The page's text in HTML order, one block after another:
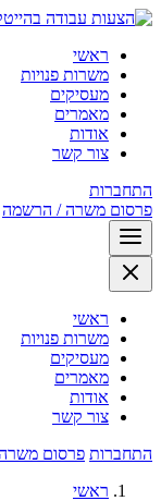
ראשי
משרות פנויות
מעסיקים
מאמרים
אודות
צור קשר
התחברות
פרסום משרה / הרשמה
ראשי
משרות פנויות
מעסיקים
מאמרים
אודות
צור קשר
התחברות פרסום
ראשי